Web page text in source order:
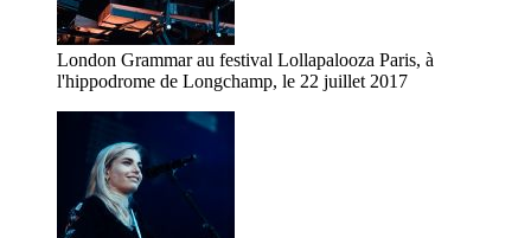
London Grammar au festival Lollapalooza Paris, à
l'hippodrome de Longchamp, le 22 juillet 2017